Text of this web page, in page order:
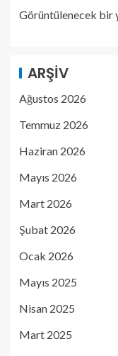
Görüntülenecek bir
ARŞIV
Ağustos 2026
Temmuz 2026
Haziran 2026
Mayıs 2026
Mart 2026
Şubat 2026
Ocak 2026
Mayıs 2025
Nisan 2025
Mart 2025